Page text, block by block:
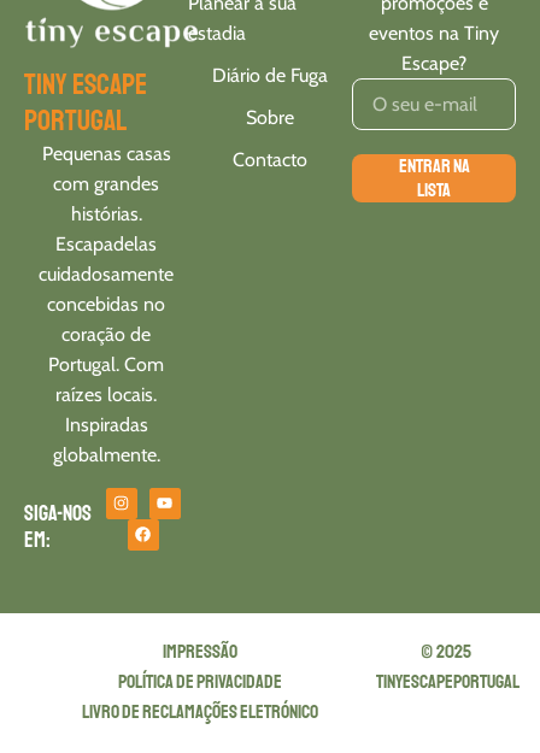
tiny escape
portugal
Pequenas casas
com grandes
histórias.
Escapadelas
cuidadosamente
concebidas no
coração de
Portugal. Com
raízes locais.
Inspiradas
globalmente.
Siga-nos
em:
estadia
Diário de Fuga
Sobre
Contacto
eventos na Tiny
Escape?
ENTRAR NA
LISTA
© 2025
tinyescapeportugal
Impressão
política de privacidade
Livro de Reclamações Eletrónico